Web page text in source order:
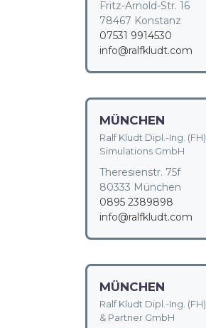
Fritz-Arnold-Str. 16
78467 Konstanz
07531 9914530
info@ralfkludt.com
MÜNCHEN
Ralf Kludt Dipl.-Ing. (FH)
Simulations GmbH
Theresienstr. 75f
80333 München
0895 2389898
info@ralfkludt.com
MÜNCHEN
Ralf Kludt Dipl.-Ing. (FH)
& Partner GmbH